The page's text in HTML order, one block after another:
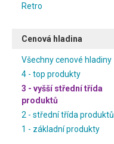
Retro
Cenová hladina
Všechny cenové hladiny
4 - top produkty
3 - vyšší střední třída
produktů
2 - střední třída produktů
1 - základní produkty